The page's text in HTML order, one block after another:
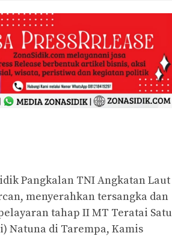
Pangkalan TNI Angkatan Laut
menyerahkan tersangka dan
tahap II MT Teratai Satu
Natuna di Tarempa, Kamis